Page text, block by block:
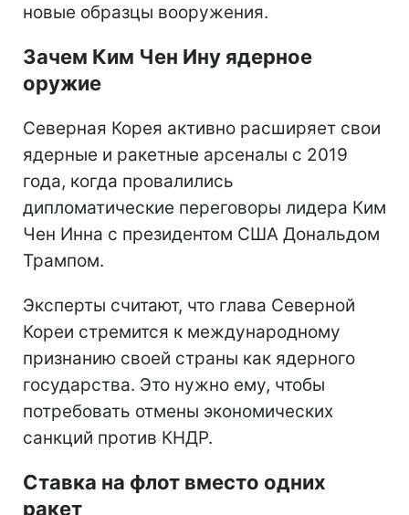
новые образцы вооружения.
Зачем Ким Чен Ину ядерное
оружие
Северная Корея активно расширяет свои
ядерные и ракетные арсеналы с 2019
года, когда провалились
дипломатические переговоры лидера Ким
Чен Инна с президентом США Дональдом
Трампом.
Эксперты считают, что глава Северной
Кореи стремится к международному
признанию своей страны как ядерного
государства. Это нужно ему, чтобы
потребовать отмены экономических
санкций против КНДР.
Ставка на флот вместо одних
ракет